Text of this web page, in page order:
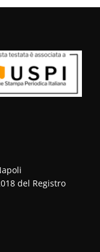
del Registro